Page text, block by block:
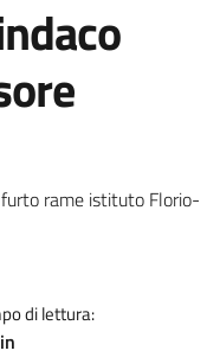
rame istituto Florio-
di lettura: